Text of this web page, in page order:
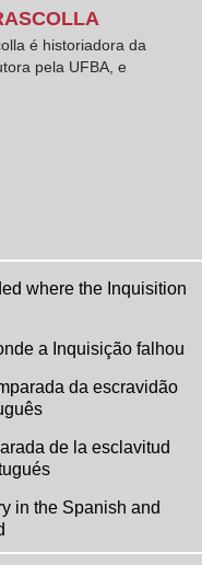
é historiadora da
pela UFBA, e
where the Inquisition
a Inquisição falhou
da escravidão
de la esclavitud
in the Spanish and